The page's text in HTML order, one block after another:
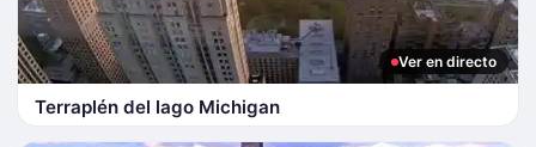
Ver en directo
Terraplén del lago Michigan